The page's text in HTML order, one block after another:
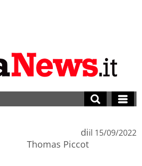
di
Thomas Piccot
il 15/09/2022